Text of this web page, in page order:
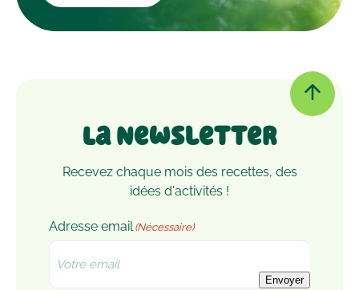
La Newsletter
Recevez chaque mois des recettes, des
idées d'activités !
Adresse email (Nécessaire)
Envoyer